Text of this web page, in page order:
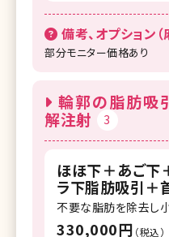
備考、オプション（
部分モニター価格あり
輪郭の脂肪吸
解注射
3
ほほ下＋あご下
ラ下脂肪吸引＋
不要な脂肪を除去し
330,000円 （税込）